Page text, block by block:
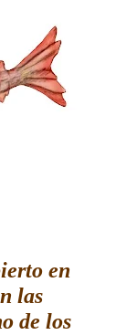
en
las
de los